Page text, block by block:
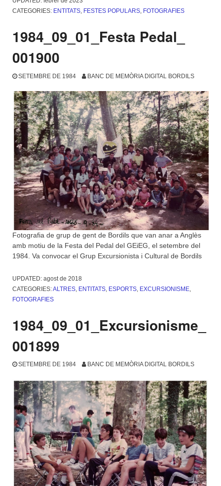
CATEGORIES: ENTITATS, FESTES POPULARS, FOTOGRAFIES
1984_09_01_Festa Pedal_
001900
SETEMBRE DE 1984 BANC DE MEMÒRIA DIGITAL BORDILS
Fotografia de grup de gent de Bordils que van anar a Anglès
amb motiu de la Festa del Pedal del GEiEG, el setembre del
1984. Va convocar el Grup Excursionista i Cultural de Bordils
UPDATED: agost de 2018
CATEGORIES:ALTRES ENTITATS ESPORTS EXCURSIONISME
FOTOGRAFIES
1984_09_01_Excursionisme_
001899
SETEMBRE DE 1984 BANC DE MEMÒRIA DIGITAL BORDILS